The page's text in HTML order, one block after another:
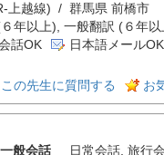
上越線) / 群馬県 前橋市
年以上), 一般翻訳 (６年
話OK 日本語メールOK
この先生に質問する お
一般会話 日常会話, 旅行